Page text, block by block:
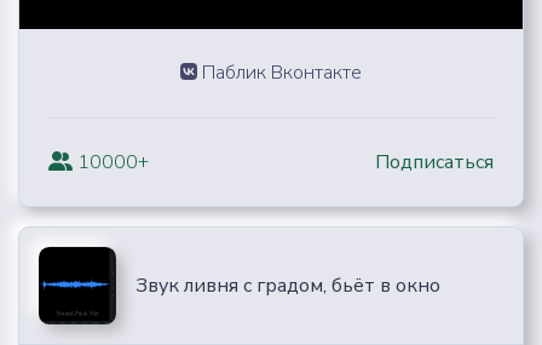
Паблик Вконтакте
10000+ Подписаться
Звук ливня с градом, бьёт в окно